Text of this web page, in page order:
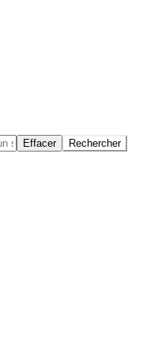
Effacer Rechercher